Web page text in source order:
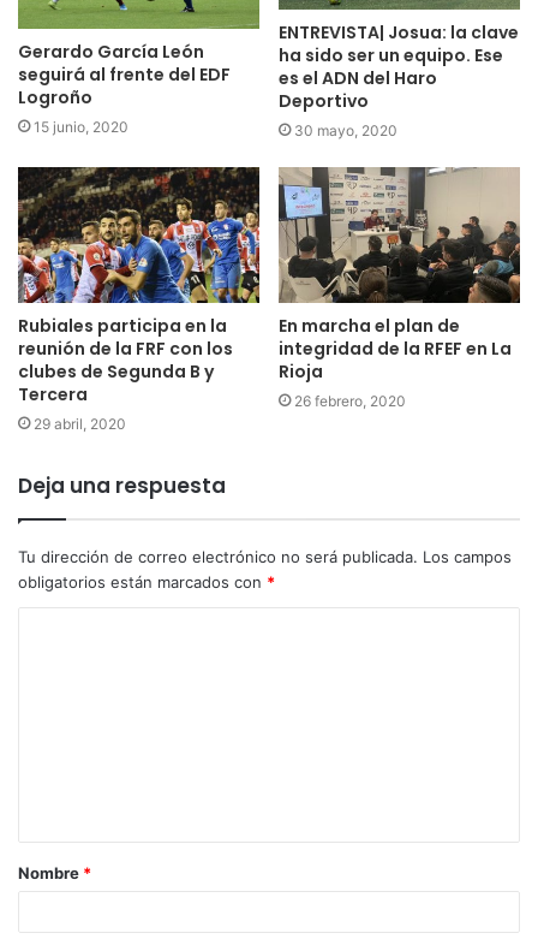
Gerardo García León
seguirá al frente del EDF
Logroño
15 junio, 2020
ENTREVISTA| Josua: la clave
ha sido ser un equipo. Ese
es el ADN del Haro
Deportivo
30 mayo, 2020
Rubiales participa en la
reunión de la FRF con los
clubes de Segunda B y
Tercera
29 abril, 2020
En marcha el plan de
integridad de la RFEF en La
Rioja
26 febrero, 2020
Deja una respuesta
Tu dirección de correo electrónico no será publicada. Los campos
obligatorios están marcados con *
Nombre *